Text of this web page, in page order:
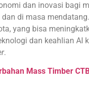
dan inovasi bagi
di masa
yang bisa
dan keahlian AI
.
Mass Timber